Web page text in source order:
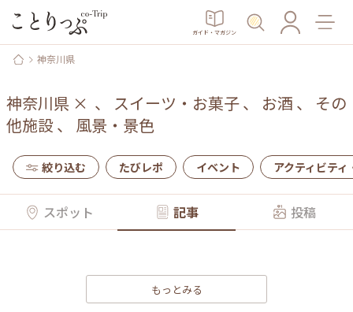
ガイド・マガジン
神奈川県
神奈川県 × 、 スイーツ・お菓子、 お酒 、 その
他施設、 風景・景色
絞り込む たびレポ イベント アクティビティ
スポット 記事 投稿
もっとみる